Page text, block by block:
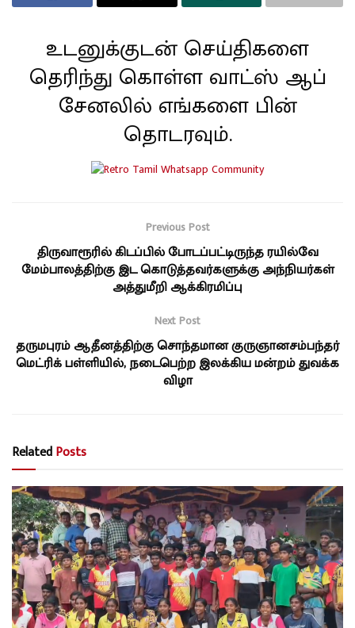
உடனுக்குடன் செய்திகளை
தெரிந்து கொள்ள வாட்ஸ் ஆப்
சேனலில் எங்களை பின்
தொடரவும்.
Previous Post
திருவாரூரில் கிடப்பில் போடப்பட்டிருந்த ரயில்வே
மேம்பாலத்திற்கு இட கொடுத்தவர்களுக்கு அந்நியர்கள்
அத்துமீறி ஆக்கிரமிப்பு
Next Post
தருமபுரம் ஆதீனத்திற்கு சொந்தமான குருஞானசம்பந்தர்
மெட்ரிக் பள்ளியில், நடைபெற்ற இலக்கிய மன்றம் துவக்க
விழா
RelatedPosts